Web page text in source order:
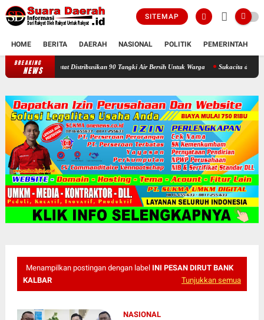
SITEMAP
HOME BERITA DAERAH NASIONAL POLITIK PEMERINTAH
BREAKING
NEWS Selama Kemarau : Posko Relawan Ganefo Tangen Mencatat
Menampilkan postingan dengan label INI PESAN DIRUT BANK
KALBAR
Tunjukkan semua
NASIONAL